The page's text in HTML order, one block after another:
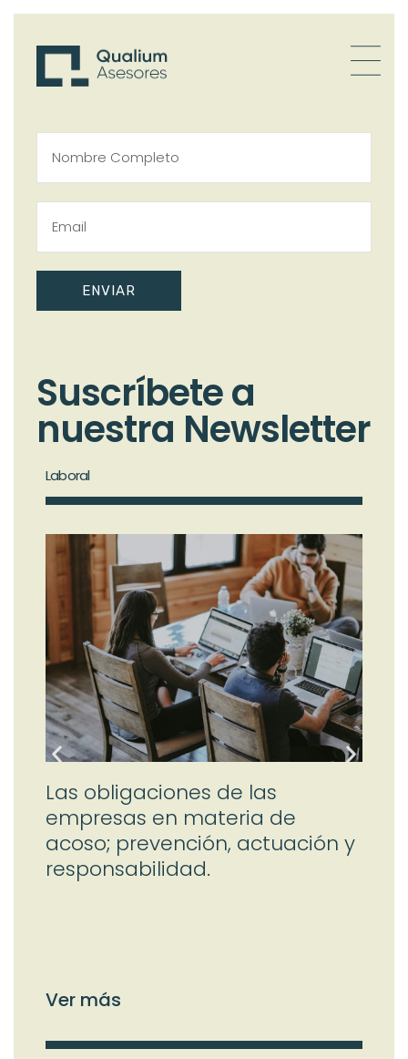
Laboral
Las obligaciones de las
empresas en materia de
acoso; prevención, actuación y
responsabilidad.
Ver más
Suscríbete a
nuestra Newsletter
ENVIAR